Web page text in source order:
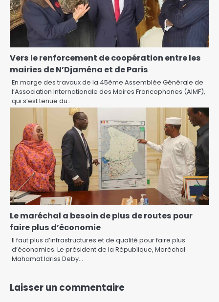
Vers le renforcement de coopération entre les
mairies de N’Djaména et de Paris
En marge des travaux de la 45ème Assemblée Générale de
l’Association Internationale des Maires Francophones (AIMF),
qui s’est tenue du…
Le maréchal a besoin de plus de routes pour
faire plus d’économie
Il faut plus d’infrastructures et de qualité pour faire plus
d’économies. Le président de la République, Maréchal
Mahamat Idriss Deby…
Laisser un commentaire